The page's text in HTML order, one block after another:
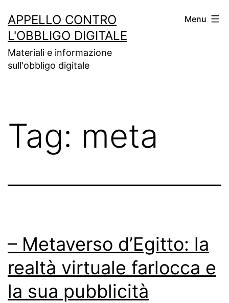
contenuto
APPELLO CONTRO
L'OBBLIGO DIGITALE
Materiali e informazione
sull'obbligo digitale
Menu
Tag: meta
– Metaverso d’Egitto: la
realtà virtuale farlocca e
la sua pubblicità